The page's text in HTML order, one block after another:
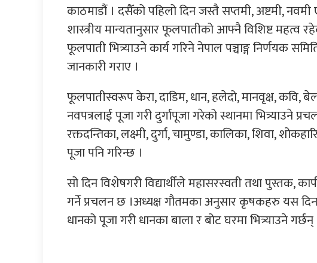
काठमाडौं । दसैँको पहिलो दिन जस्तै सप्तमी, अष्टमी,
शास्त्रीय मान्यतानुसार फूलपातीको आफ्नै विशिष्ट महत्व
फूलपाती भित्र्याउने कार्य गरिने नेपाल पञ्चाङ्ग निर्णयक
जानकारी गराए ।
फूलपातीस्वरूप केरा, दाडिम, धान, हलेदो, मानवृक्ष, कवि,
नवपत्रलाई पूजा गरी दुर्गापूजा गरेको स्थानमा भित्र्याउने
रक्तदन्तिका, लक्ष्मी, दुर्गा, चामुण्डा, कालिका, शिवा,
पूजा पनि गरिन्छ ।
सो दिन विशेषगरी विद्यार्थीले महासरस्वती तथा पुस्तक,
गर्ने प्रचलन छ ।अध्यक्ष गौतमका अनुसार कृषकहरु यस
धानको पूजा गरी धानका बाला र बोट घरमा भित्र्याउने गर्छन्